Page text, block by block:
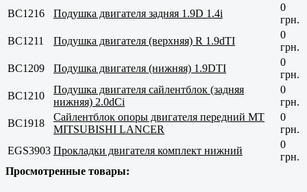
BC1216 Подушка двигателя задняя 1.9D 1.4i
0
грн.
BC1211
Подушка двигателя (верхняя) R 1.9dTI
0
грн.
BC1209
Подушка двигателя (нижняя) 1.9DTI
0
грн.
BC1210
Подушка двигателя сайлентблок (задняя
нижняя) 2.0dCi
0
грн.
BC1918
Сайлентблок опоры двигателя передний МТ
MITSUBISHI LANCER
0
грн.
EGS3903 Прокладки двигателя комплект нижний
0
грн.
Просмотренные товары: